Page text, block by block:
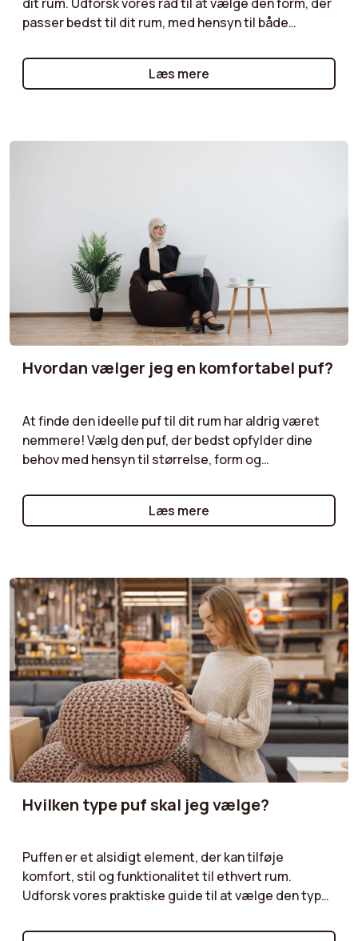
passer bedst til dit rum, med hensyn til både
en læsekrog, et afslapningsområde eller som et
dekorativt element, kan du finde den perfekte puf,
Læs mere
Hvordan vælger jeg en komfortabel puf?
At finde den ideelle puf til dit rum har aldrig været
nemmere! Vælg den puf, der bedst opfylder dine
behov med hensyn til størrelse, form og
opbevaringspuf... vores guider giver dig praktiske
råd til at vælge den puf, der vil supplere dine møbler
Læs mere
Hvilken type puf skal jeg vælge?
Puffen er et alsidigt element, der kan tilføje
komfort, stil og funktionalitet til ethvert rum.
Udforsk vores praktiske guide til at vælge den type
en opbevaringspuf, der tilbyder ekstra plads, en